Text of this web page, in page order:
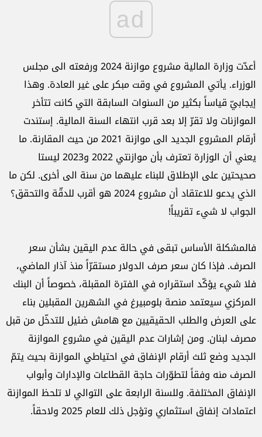
ad
أعدّت وزارة المالية مشروع موازنة 2024 ورفعته الى مجلس
الوزراء. يأتي المشروع في وقت مبكر على غير العادة. وهذا
إيجابيّ قياساً بكثير من السنوات السابقة التي كانت تتأخر
الموازنات ولا تقرّ إلا بعد قرب انتهاء السنة المالية. إستندت
أرقام المشروع الجديد الى موازنة 2021 من حيث المقارنة. ما
يعني أن الوزارة تعترف بأن موازنتي 2022 و2023 ليستا
صحيحتين على الإطلاق للبناء عليهما من سنة الى أخرى. لكن ما
الذي يدعو للاعتقاد أن مشروع 2024 هو أقرب للدقّة والتحقق؟
الجواب لا شيء تقريباً!
فالمشكلة الأساس تبقى في حالة عدم اليقين بشأن سعر
الصرف. فإذا كان سعر صرف الدولار مستقرّاً منذ آذار الماضي،
فلا شيء يؤكّد استقراره في الفترة المقبلة، خصوصاً أن البنك
المركزي سيعتمد منصة بلومبيرغ في الشهرين المقبلين بناء
على العرض والطلب الحقيقيين مع هامش ضئيل للتدخّل من قبل
مصرف لبنان. ومن إشارات عدم اليقين في مشروع الموازنة
الجديد وضع ثلث أرقام الإنفاق في احتياطي الموازنة بحيث يتمّ
الصرف منه وفقاً لتطوّرات حاجة القطاعات والإدارات وأبواب
الإنفاق المختلفة. وللسنة الرابعة على التوالي لا تلحظ الموازنة
اعتمادات إنفاق استثماري وتؤجل ذلك للعام 2025 ولاحقاً.